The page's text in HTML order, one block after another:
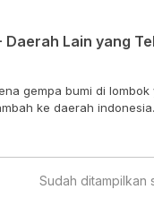
Daerah Lain yang
gempa bumi di lombok
ke daerah
Sudah ditampilkan